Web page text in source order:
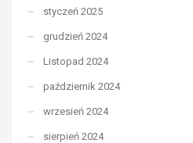
styczeń 2025
grudzień 2024
Listopad 2024
październik 2024
wrzesień 2024
sierpień 2024